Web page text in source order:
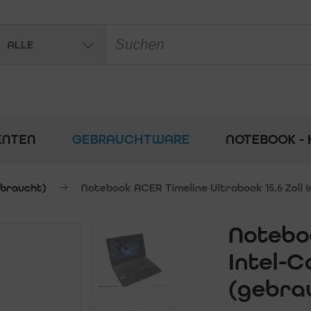
ALLE
GEBRAUCHTWARE NOTEBOOK -
Notebook ACER Timeline Ultrabook 15.6
Intel-